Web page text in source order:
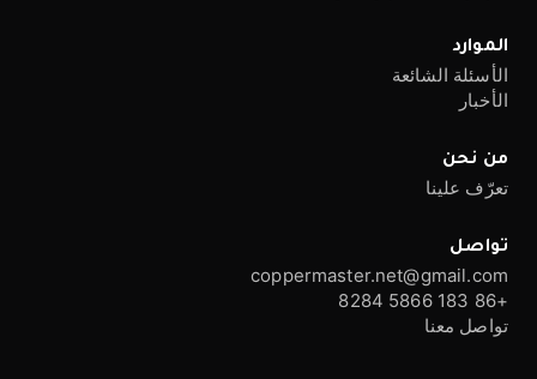
الموارد
الأسئلة الشائعة
الأخبار
من نحن
تعرّف علينا
تواصل
coppermaster.net@gmail.com
+86 183 5866 8284
تواصل معنا